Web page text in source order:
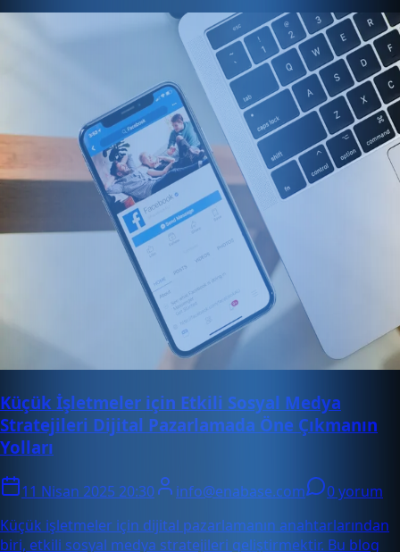
Küçük İşletmeler için Etkili Sosyal Medya
Stratejileri Dijital Pazarlamada Öne Çıkmanın
Yolları
11 Nisan 2025 20:30 info@enabase.com
0 yorum
Küçük işletmeler için dijital pazarlamanın anahtarlarından
biri, etkili sosyal medya stratejileri geliştirmektir. Bu blog